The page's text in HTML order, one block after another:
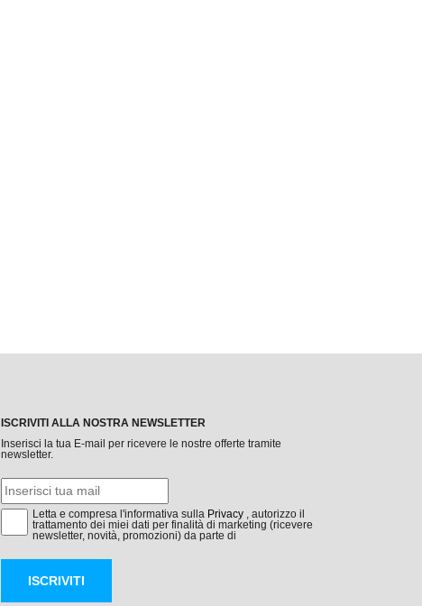
ISCRIVITI ALLA NOSTRA NEWSLETTER
Inserisci la tua E-mail per ricevere le nostre offerte tramite
newsletter.
Letta e compresa l'informativa sulla Privacy , autorizzo il
trattamento dei miei dati per finalità di marketing (ricevere
newsletter, novità, promozioni) da parte di
ISCRIVITI